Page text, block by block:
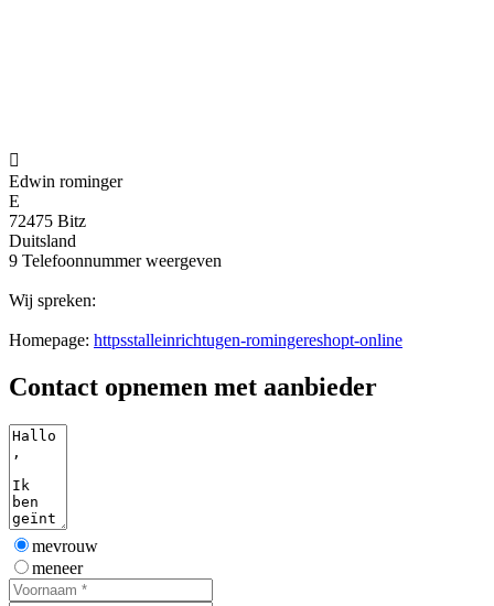

Edwin rominger
E
72475 Bitz
Duitsland
9 Telefoonnummer weergeven
Wij spreken:
Homepage: httpsstalleinrichtugen-romingereshopt-online
Contact opnemen met aanbieder
mevrouw
meneer